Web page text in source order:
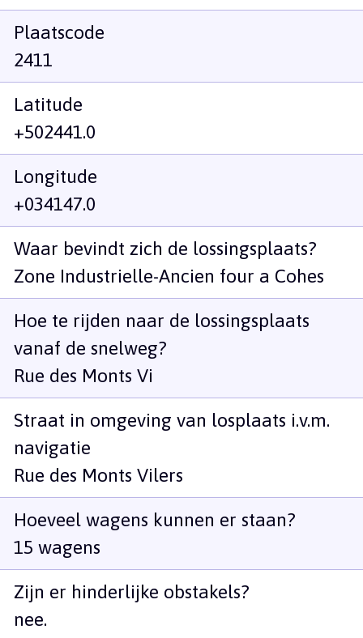
Plaatscode
2411
Latitude
+502441.0
Longitude
+034147.0
Waar bevindt zich de lossingsplaats?
Zone Industrielle-Ancien four a Cohes
Hoe te rijden naar de lossingsplaats
vanaf de snelweg?
Rue des Monts Vi
Straat in omgeving van losplaats i.v.m.
navigatie
Rue des Monts Vilers
Hoeveel wagens kunnen er staan?
15 wagens
Zijn er hinderlijke obstakels?
nee.